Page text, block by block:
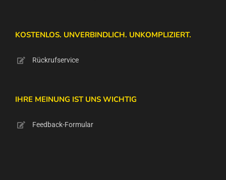
KOSTENLOS. UNVERBINDLICH. UNKOMPLIZIERT.
Rückrufservice
IHRE MEINUNG IST UNS WICHTIG
Feedback-Formular